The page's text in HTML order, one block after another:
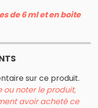
de 6 ml et en boite
sur ce produit.
ou noter le produit,
avoir acheté ce